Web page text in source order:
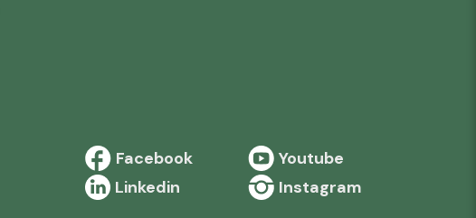
Facebook
Youtube
Linkedin
Instagram